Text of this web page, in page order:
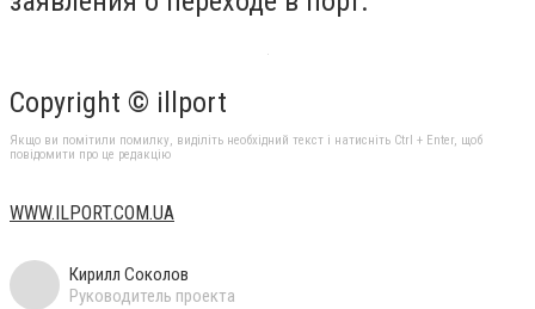
Copyright © illport
Якщо ви помітили помилку, виділіть необхідний текст і натисніть Ctrl + Enter, щоб
повідомити про це редакцію
WWW.ILPORT.COM.UA
Кирилл Соколов
Руководитель проекта